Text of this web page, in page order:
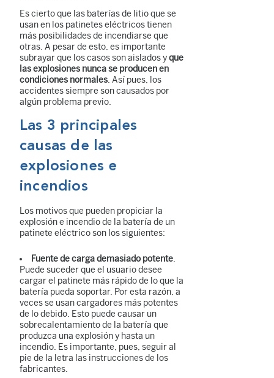
Es cierto que las baterías de litio que se
usan en los patinetes eléctricos tienen
más posibilidades de incendiarse que
otras. A pesar de esto, es importante
subrayar que los casos son aislados yque
las explosiones nunca se producen en
condiciones normales. Así pues, los
accidentes siempre son causados por
algún problema previo.
Las 3 principales
causas de las
explosiones e
incendios
Los motivos que pueden propiciar la
explosión e incendio de la batería de un
patinete eléctrico son los siguientes:
Fuente de carga demasiado potente.
Puede suceder que el usuario desee
cargar el patinete más rápido de lo que la
batería pueda soportar. Por esta razón, a
veces se usan cargadores más potentes
de lo debido. Esto puede causar un
sobrecalentamiento de la batería que
produzca una explosión y hasta un
incendio. Es importante, pues, seguir al
pie de la letra las instrucciones de los
fabricantes.